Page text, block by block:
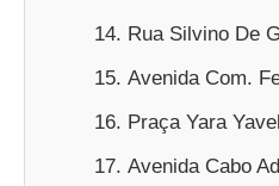
Rua Silvino De
Avenida Com.
Praça Yara
Avenida Cabo